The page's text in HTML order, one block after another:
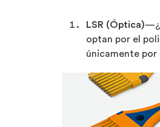
LSR (Óptica)
optan por el
únicamente por